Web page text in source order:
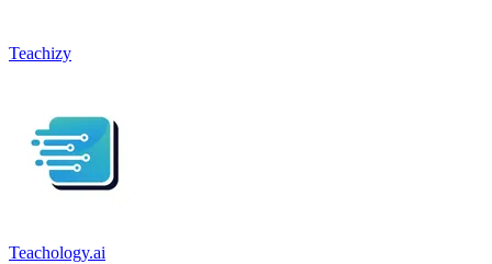
Teachizy
Teachology.ai